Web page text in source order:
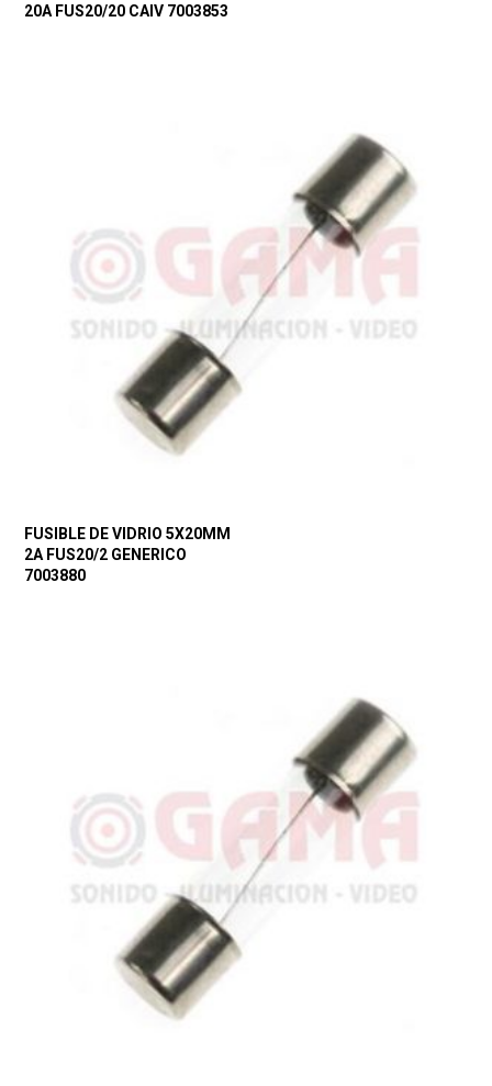
20A FUS20/20 CAIV 7003853
FUSIBLE DE VIDRIO 5X20MM
2A FUS20/2 GENERICO
7003880